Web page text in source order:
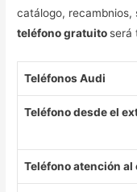
catálogo,
teléfono gratuito será
Teléfonos Audi
Teléfono desde el
Teléfono atención